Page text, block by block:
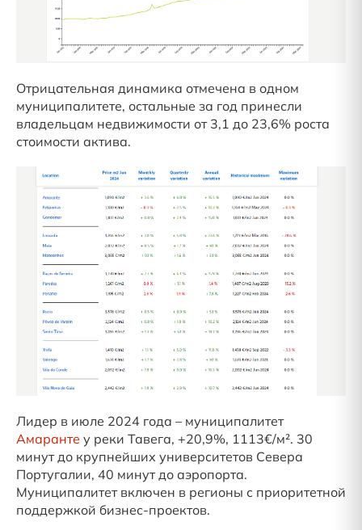
Отрицательная динамика отмечена в одном
муниципалитете, остальные за год принесли
владельцам недвижимости от 3,1 до 23,6% роста
стоимости актива.
Лидер в июле 2024 года – муниципалитет
Амаранте у реки Тавега, +20,9%, 1113€/м². 30
минут до крупнейших университетов Севера
Португалии, 40 минут до аэропорта.
Муниципалитет включен в регионы с приоритетной
поддержкой бизнес-проектов.